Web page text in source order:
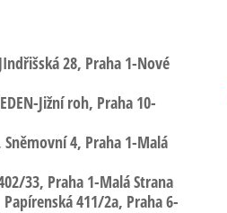
28, Praha 1-Nové
Jižní roh, Praha 10-
Sněmovní 4, Praha 1-Malá
33, Praha 1-Malá Strana
Papírenská 411/2a, Praha 6-